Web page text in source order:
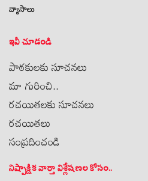
వ్యాసాలు
ఇవీ చూడండి
పాఠకులకు సూచనలు
మా గురించి..
రచయితలకు సూచనలు
రచయితలు
సంప్రదించండి
నిష్పాక్షిక వార్తా విశ్లేషణల కోసం..